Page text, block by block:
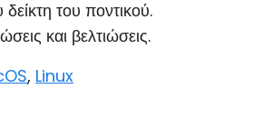
του ποντικού.
και βελτιώσεις.
, Linux